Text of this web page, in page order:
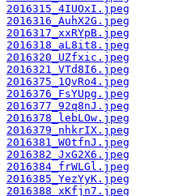
2016315_4IUOxI.jpeg
2016316_AuhX2G.jpeg
2016317_xxRYpB.jpeg
2016318_aL8it8.jpeg
2016320_UZfxic.jpeg
2016321_VTd8I6.jpeg
2016375_1QvRo4.jpeg
2016376_FsYUpg.jpeg
2016377_92q8nJ.jpeg
2016378_lebLOw.jpeg
2016379_nhkrIX.jpeg
2016381_W0tfnJ.jpeg
2016382_JxG2X6.jpeg
2016384_frWLGl.jpeg
2016385_YezYyK.jpeg
2016388_xKfjn7.jpeg